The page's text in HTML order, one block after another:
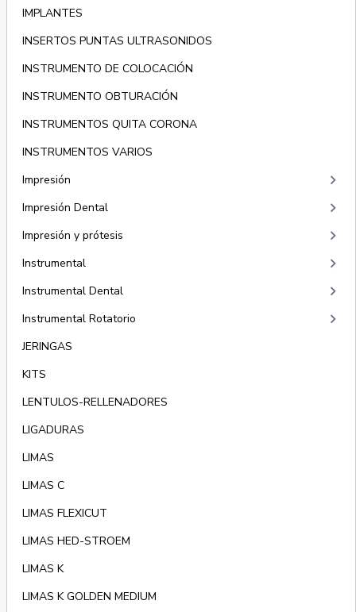
IMPLANTES
INSERTOS PUNTAS ULTRASONIDOS
INSTRUMENTO DE COLOCACIÓN
INSTRUMENTO OBTURACIÓN
INSTRUMENTOS QUITA CORONA
INSTRUMENTOS VARIOS
Impresión
keyboard_arrow_right
Impresión Dental keyboard_arrow_right
Impresión y prótesis keyboard_arrow_right
Instrumental keyboard_arrow_right
Instrumental Dental keyboard_arrow_right
Instrumental Rotatorio keyboard_arrow_right
JERINGAS
KITS
LENTULOS-RELLENADORES
LIGADURAS
LIMAS
LIMAS C
LIMAS FLEXICUT
LIMAS HED-STROEM
LIMAS K
LIMAS K GOLDEN MEDIUM